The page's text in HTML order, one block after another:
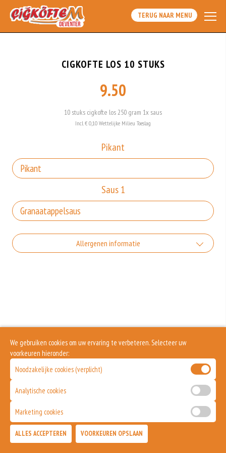
TERUG NAAR MENU
CIGKOFTE LOS 10 STUKS
9.50
10 stuks cigkofte los 250 gram 1x saus
Incl. € 0,10 Wettelijke Milieu Toeslag
Pikant
Saus 1
Allergenen informatie
We gebruiken cookies om uw ervaring te verbeteren. Selecteer uw
voorkeuren hieronder:
Noodzakelijke cookies (verplicht)
Analytische cookies
Marketing cookies
ALLES ACCEPTEREN VOORKEUREN OPSLAAN